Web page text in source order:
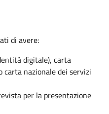
di avere:
digitale), carta
carta nazionale dei servizi
per la presentazione